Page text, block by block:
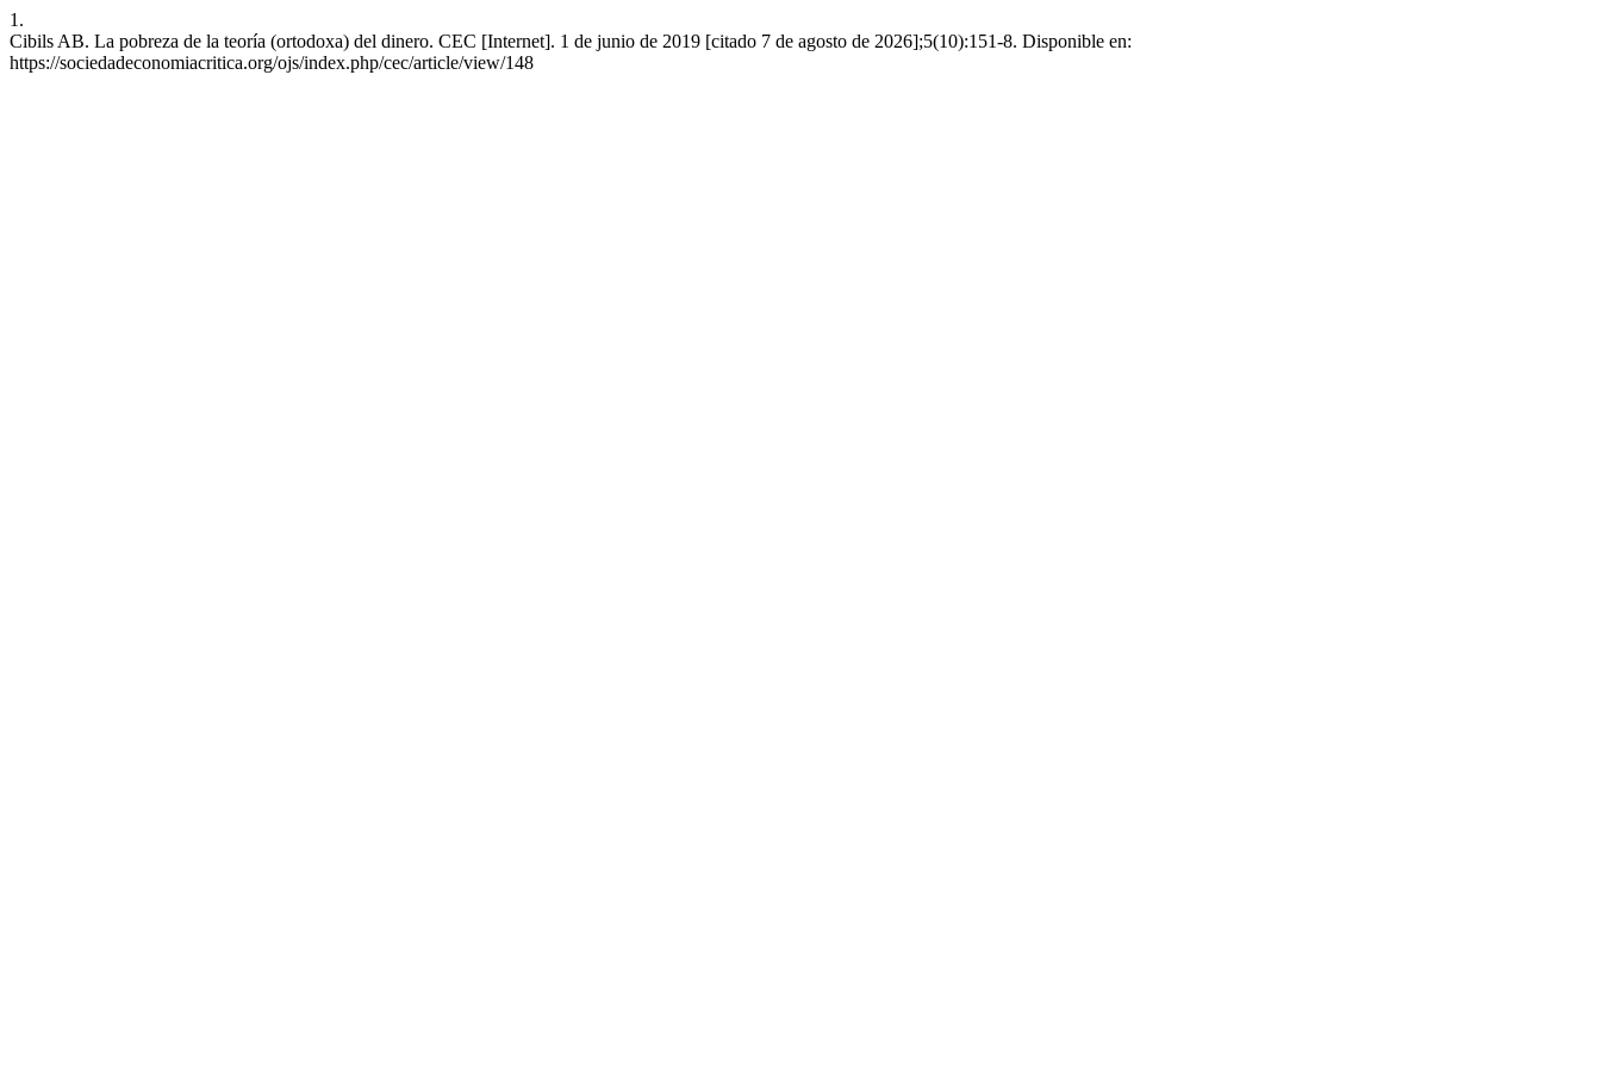
1.
Cibils AB. La pobreza de la teoría (ortodoxa) del dinero. CEC [Internet]. 1 de junio de 2019 [citado 7 de agosto de 2026];5(10):151-8. Disponible en:
https://sociedadeconomiacritica.org/ojs/index.php/cec/article/view/148